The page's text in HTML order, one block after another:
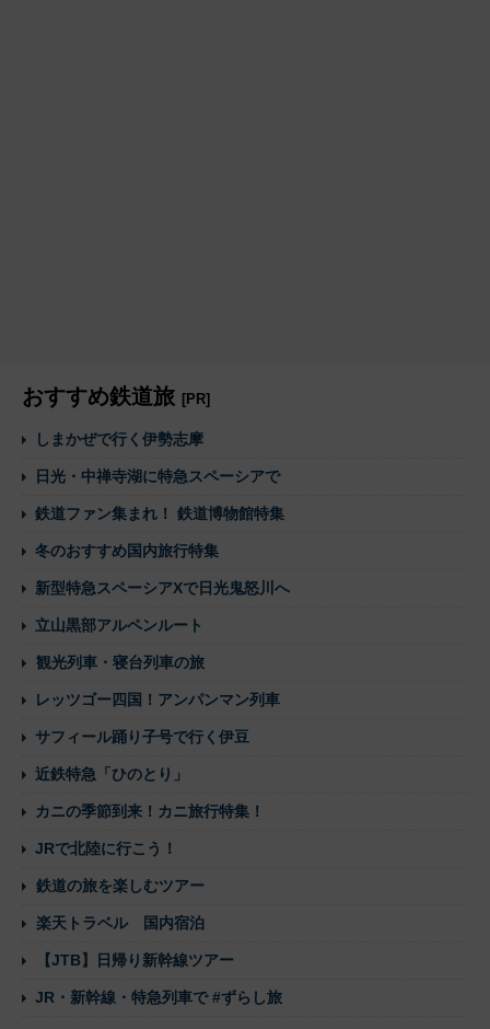
おすすめ鉄道旅 [PR]
しまかぜで行く伊勢志摩
日光・中禅寺湖に特急スペーシアで
鉄道ファン集まれ！ 鉄道博物館特集
冬のおすすめ国内旅行特集
新型特急スペーシアXで日光鬼怒川へ
立山黒部アルペンルート
観光列車・寝台列車の旅
レッツゴー四国！アンパンマン列車
サフィール踊り子号で行く伊豆
近鉄特急「ひのとり」
カニの季節到来！カニ旅行特集！
JRで北陸に行こう！
鉄道の旅を楽しむツアー
楽天トラベル 国内宿泊
【JTB】日帰り新幹線ツアー
JR・新幹線・特急列車で #ずらし旅